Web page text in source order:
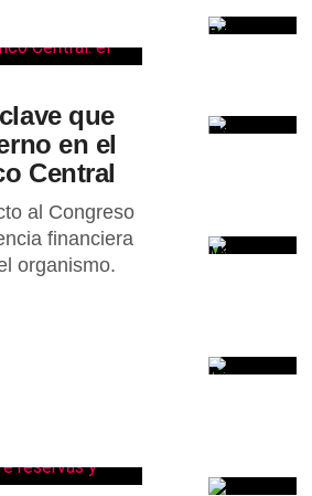
que
en el
Central
al Congreso
financiera
organismo.